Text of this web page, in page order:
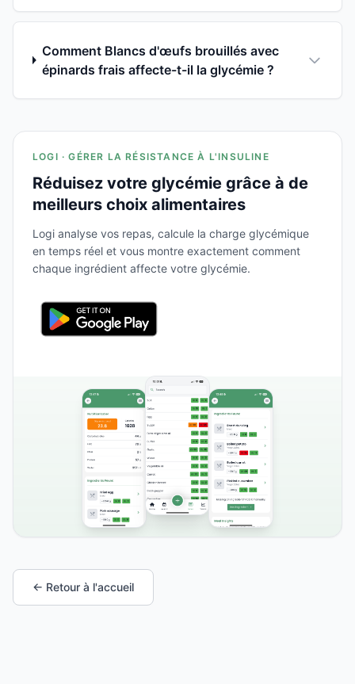
Comment Blancs d'œufs brouillés avec
épinards frais affecte-t-il la glycémie ?
LOGI · GÉRER LA RÉSISTANCE À L'INSULINE
Réduisez votre glycémie grâce à de
meilleurs choix alimentaires
Logi analyse vos repas, calcule la charge glycémique
en temps réel et vous montre exactement comment
chaque ingrédient affecte votre glycémie.
← Retour à l'accueil